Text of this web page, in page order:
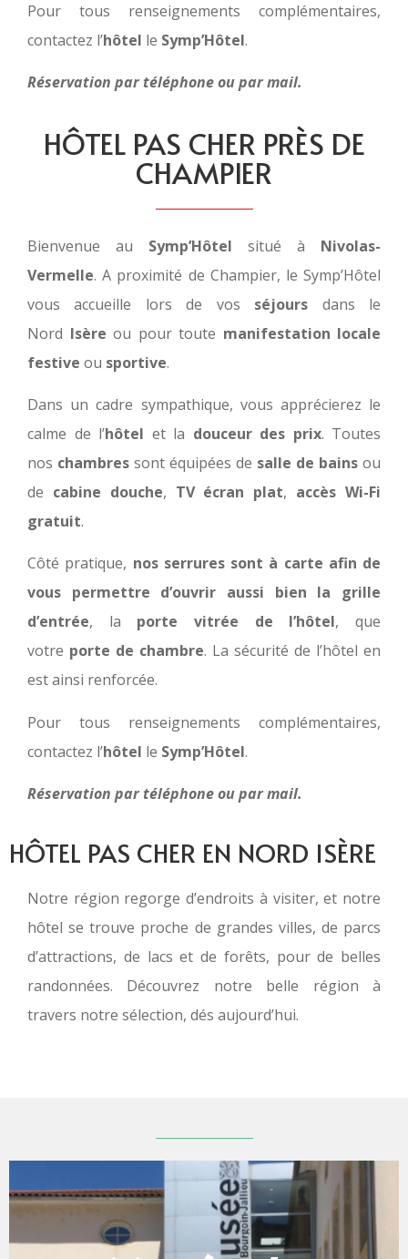
Pour tous renseignements complémentaires,
contactez l’hôtel le Symp’Hôtel.
Réservation par téléphone ou par mail.
HÔTEL PAS CHER PRÈS DE
CHAMPIER
Bienvenue au Symp’Hôtel situé à Nivolas-
Vermelle. A proximité de Champier, le Symp’Hôtel
vous accueille lors de vos séjours dans le
Nord Isère ou pour toute manifestation locale
festive ou sportive.
Dans un cadre sympathique, vous apprécierez le
calme de l’hôtel et la douceur des prix. Toutes
nos chambres sont équipées de salle de bains ou
de cabine douche, TV écran plat, accès Wi-Fi
gratuit.
Côté pratique, nos serrures sont à carte afin de
vous permettre d’ouvrir aussi bien la grille
d’entrée, la porte vitrée de l’hôtel, que
votre porte de chambre. La sécurité de l’hôtel en
est ainsi renforcée.
Pour tous renseignements complémentaires,
contactez l’hôtel le Symp’Hôtel.
Réservation par téléphone ou par mail.
HÔTEL PAS CHER EN NORD ISÈRE
Notre région regorge d’endroits à visiter, et notre
hôtel se trouve proche de grandes villes, de parcs
d’attractions, de lacs et de forêts, pour de belles
randonnées. Découvrez notre belle région à
travers notre sélection, dés aujourd’hui.